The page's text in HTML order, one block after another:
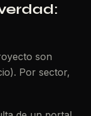
son
Por sector,